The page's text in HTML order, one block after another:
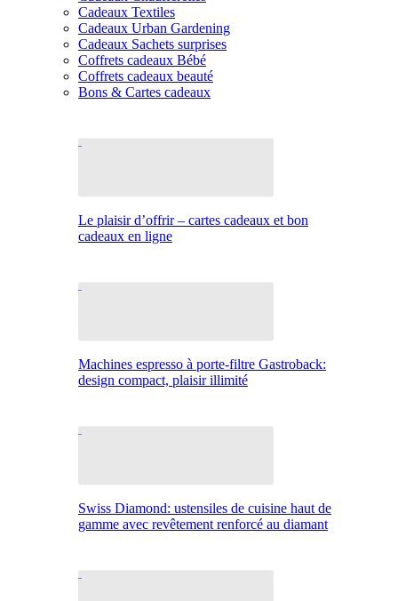
Cadeaux Textiles
Cadeaux Urban Gardening
Cadeaux Sachets surprises
Coffrets cadeaux Bébé
Coffrets cadeaux beauté
Bons & Cartes cadeaux
Le plaisir d’offrir – cartes cadeaux et bon
cadeaux en ligne
Machines espresso à porte-filtre Gastroback:
design compact, plaisir illimité
Swiss Diamond: ustensiles de cuisine haut de
gamme avec revêtement renforcé au diamant